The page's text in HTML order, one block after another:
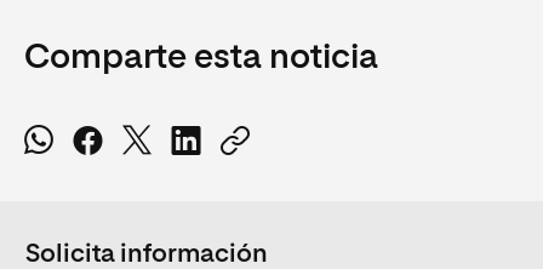
Comparte esta noticia
Solicita información